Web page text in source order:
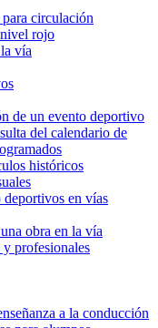
circulación
rojo
vía
de un evento deportivo
del calendario de
históricos
deportivos en vías
obra en la vía
y profesionales
a la conducción